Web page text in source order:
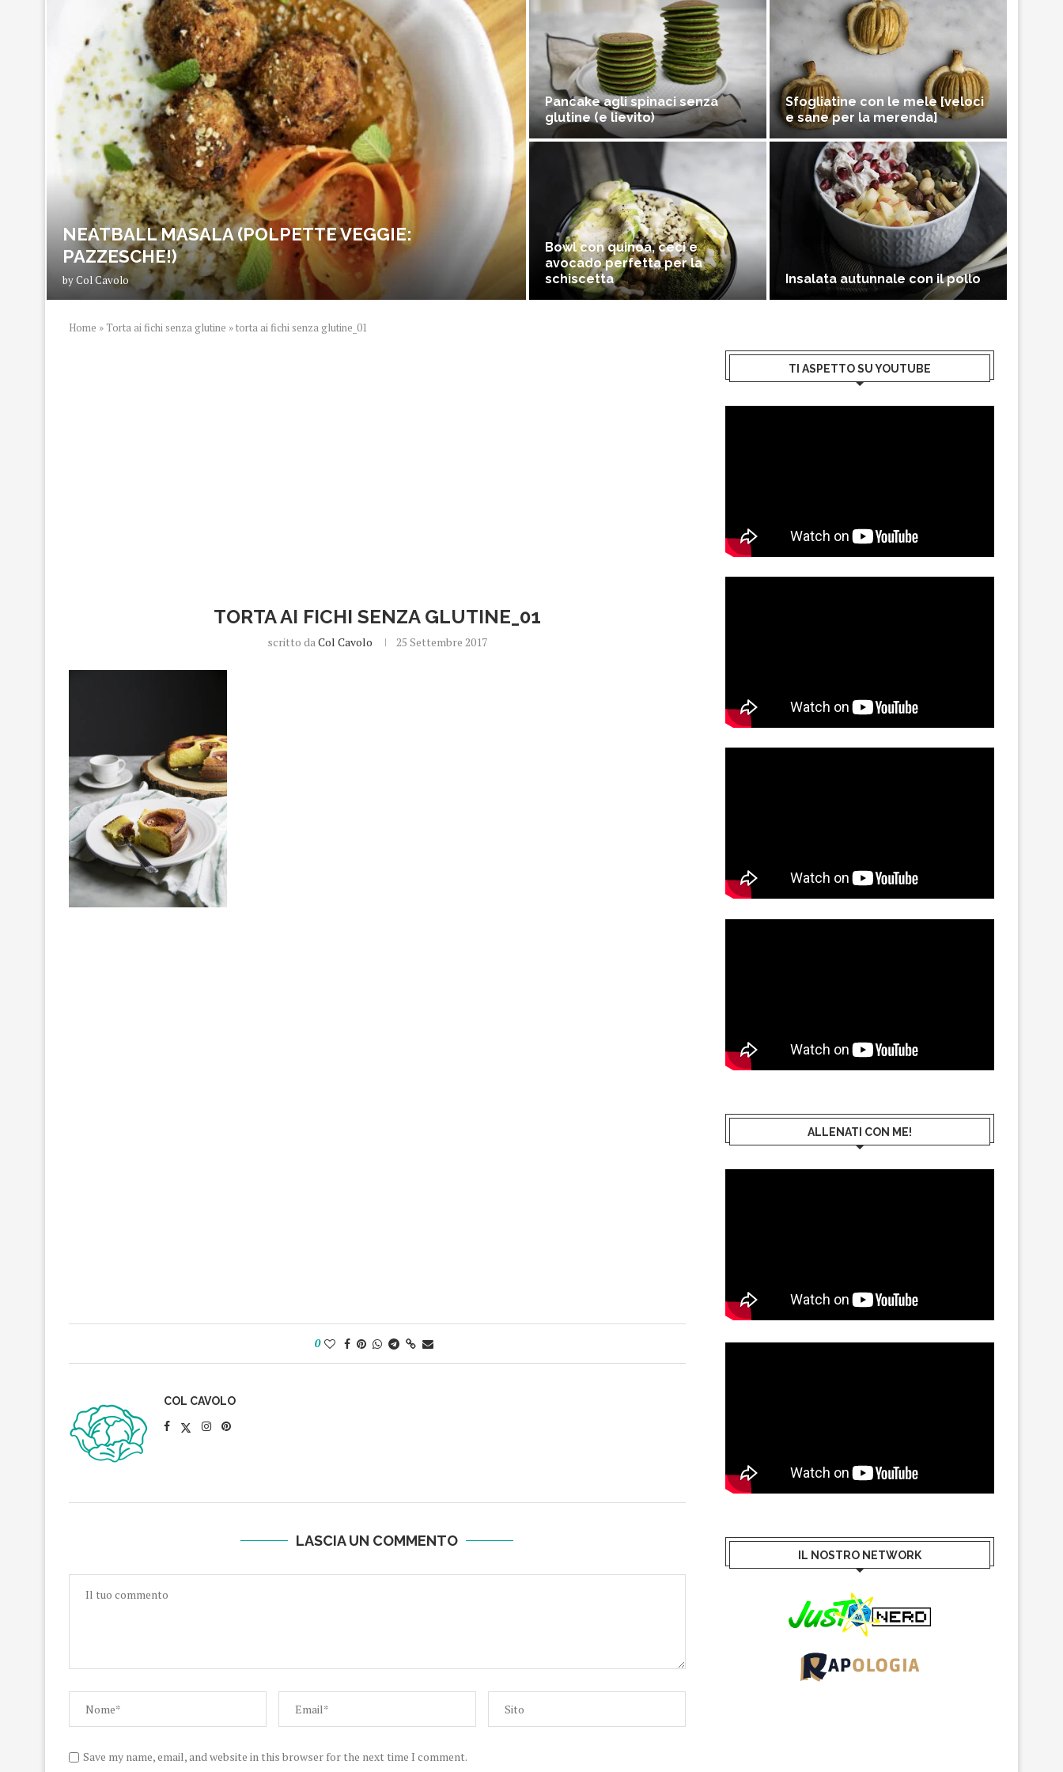
NEATBALL MASALA (POLPETTE VEGGIE:
PAZZESCHE!)
byCol Cavolo
Pancake agli spinaci senza
glutine (e lievito)
Bowl con quinoa, ceci e
avocado perfetta per la
schiscetta
Sfogliatine con le mele [veloci
e sane per la merenda]
Insalata autunnale con il pollo
Home »Torta ai fichi senza glutine »torta ai fichi senza glutine_01
TORTA AI FICHI SENZA GLUTINE_01
scritto daCol Cavolo 25 Settembre 2017
0
COL CAVOLO
LASCIA UN COMMENTO
Save my name, email, and website in this browser for the next time I comment.
TI ASPETTO SU YOUTUBE
ALLENATI CON ME!
IL NOSTRO NETWORK